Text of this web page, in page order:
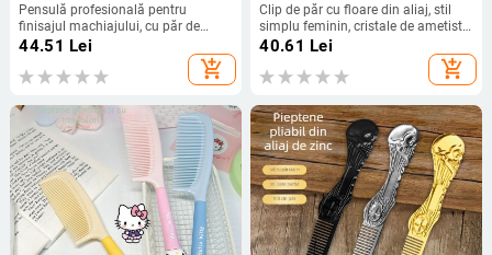
Pensulă profesională pentru
finisajul machiajului, cu păr de
coamă, pentru machiaj de scenă la
44.51 Lei
add_shopping_cart
Clip de păr cu floare din aliaj, stil
simplu feminin, cristale de ametist,
placare electrolitică
40.61 Lei
add_shopping_cart